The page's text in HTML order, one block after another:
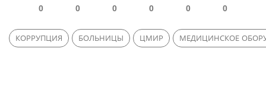
0 0 0 0 0 0
КОРРУПЦИЯ БОЛЬНИЦЫ ЦМИР МЕДИЦИНСКОЕ